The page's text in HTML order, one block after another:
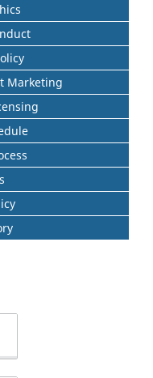
Marketing